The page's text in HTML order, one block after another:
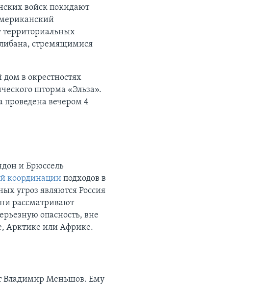
войск покидают
территориальных
стремящимися
в окрестностях
шторма «Эльза».
проведена вечером 4
и Брюссель
координацииподходов в
угроз являются Россия
рассматривают
опасность, вне
Арктике или Африке.
Владимир Меньшов. Ему